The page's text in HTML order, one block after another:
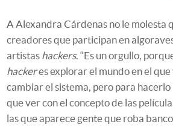
A Alexandra Cárdenas no le molesta
creadores que participan en
artistas hackers. “Es un orgullo,
hackeres explorar el mundo en el
cambiar el sistema, pero para
que ver con el concepto de las
las que aparece gente que roba